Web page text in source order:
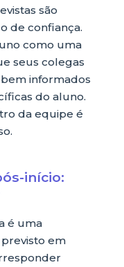
são
de confiança.
como uma
seus colegas
informados
do aluno.
da equipe é
início:
é uma
em